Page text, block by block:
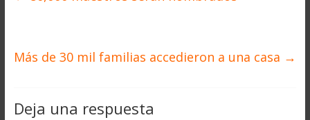
Más de 30 mil familias accedieron a una casa →
Deja una respuesta